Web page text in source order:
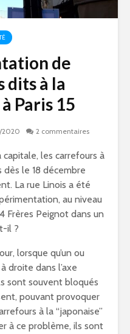
de
dits à la
Paris 15
2020 2 commentaires
les carrefours à
dès le 18 décembre
La rue Linois a été
au niveau
Frères Peignot dans un
il ?
lorsque qu’un ou
droite dans l’axe
sont souvent bloqués
pouvant provoquer
à la “japonaise”
à ce problème, ils sont